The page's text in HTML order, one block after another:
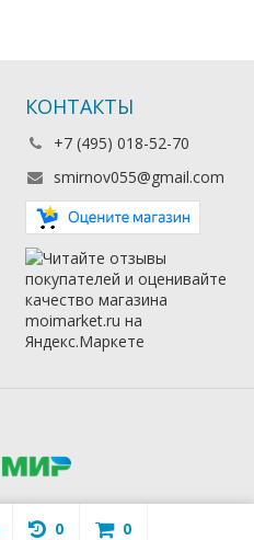
КОНТАКТЫ
+7 (495) 018-52-70
smirnov055@gmail.com
0 0